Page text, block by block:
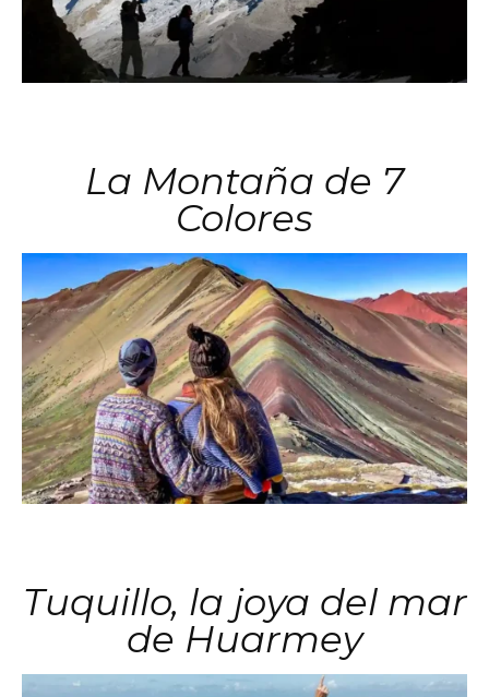
La Montaña de 7
Colores
Tuquillo, la joya del mar
de Huarmey